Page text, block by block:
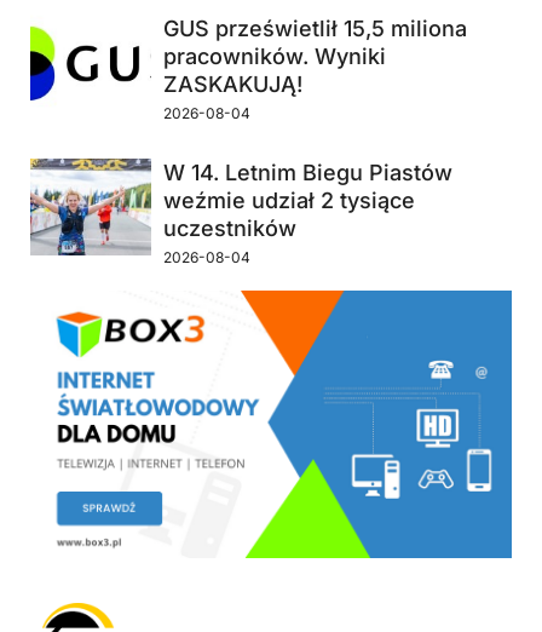
GUS prześwietlił 15,5 miliona
pracowników. Wyniki
ZASKAKUJĄ!
2026-08-04
W 14. Letnim Biegu Piastów
weźmie udział 2 tysiące
uczestników
2026-08-04